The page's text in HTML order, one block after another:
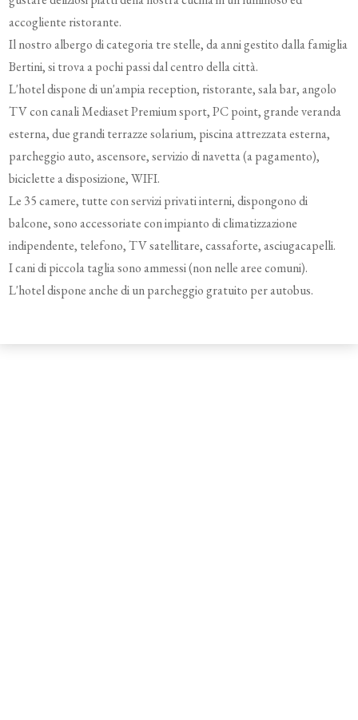
accogliente ristorante.
Il nostro albergo di categoria tre stelle, da anni gestito dalla famiglia
Bertini, si trova a pochi passi dal centro della città.
L'hotel dispone di un'ampia reception, ristorante, sala bar, angolo
TV con canali Mediaset Premium sport, PC point, grande veranda
esterna, due grandi terrazze solarium, piscina attrezzata esterna,
parcheggio auto, ascensore, servizio di navetta (a pagamento),
biciclette a disposizione, WIFI.
Le 35 camere, tutte con servizi privati interni, dispongono di
balcone, sono accessoriate con impianto di climatizzazione
indipendente, telefono, TV satellitare, cassaforte, asciugacapelli.
I cani di piccola taglia sono ammessi (non nelle aree comuni).
L'hotel dispone anche di un parcheggio gratuito per autobus.